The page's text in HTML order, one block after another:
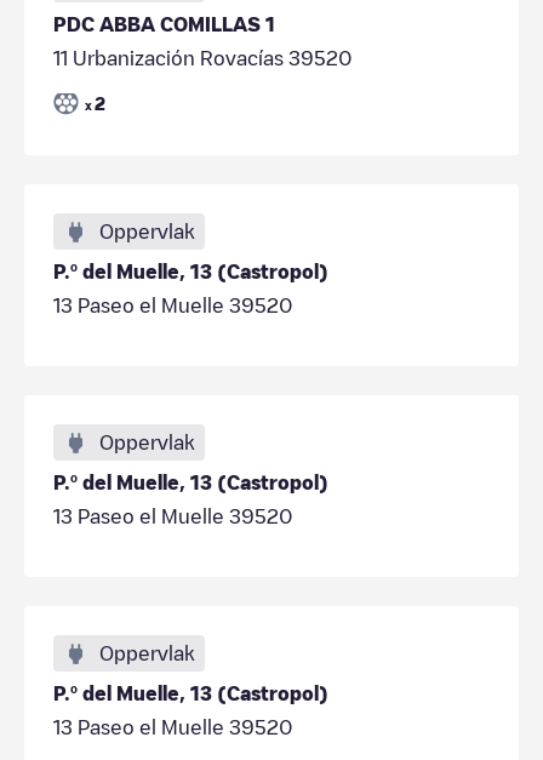
PDC ABBA COMILLAS 1
11 Urbanización Rovacías 39520
x 2
Oppervlak
P.º del Muelle, 13 (Castropol)
13 Paseo el Muelle 39520
Oppervlak
P.º del Muelle, 13 (Castropol)
13 Paseo el Muelle 39520
Oppervlak
P.º del Muelle, 13 (Castropol)
13 Paseo el Muelle 39520